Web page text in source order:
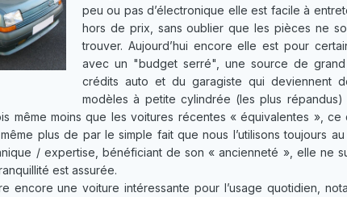
peu ou pas d’électronique elle est facile à
hors de prix, sans oublier que les pièces ne
trouver. Aujourd’hui encore elle est pour
avec un "budget serré", une source de
crédits auto et du garagiste qui deviennent
modèles à petite cylindrée (les plus
même moins que les voitures récentes « équivalentes »,
plus de par le simple fait que nous l’utilisons toujours
/ expertise, bénéficiant de son « ancienneté », elle ne
est assurée.
encore une voiture intéressante pour l’usage quotidien,